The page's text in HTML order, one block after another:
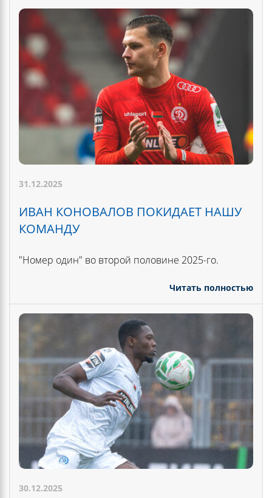
31.12.2025
ИВАН КОНОВАЛОВ ПОКИДАЕТ НАШУ
КОМАНДУ
"Номер один" во второй половине 2025-го.
Читать полностью
30.12.2025